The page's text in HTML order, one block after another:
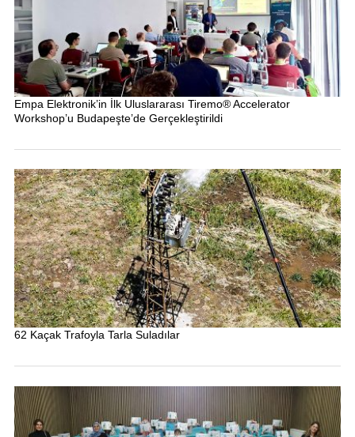
Empa Elektronik’in İlk Uluslararası Tiremo® Accelerator
Workshop’u Budapeşte’de Gerçekleştirildi
62 Kaçak Trafoyla Tarla Suladılar